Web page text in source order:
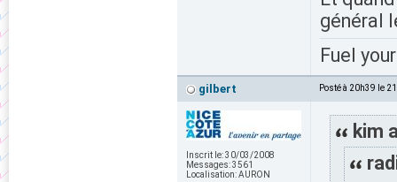
général
Fuel
gilbert Posté à 20h39 le
Inscrit le:30/03/2008
Messages:3561
Localisation:AURON
kim